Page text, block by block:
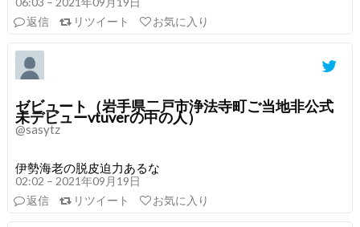
返信
リツイート お気に入り
ゼビュート（岩手県二戸市浄法寺町ご当地非公式
未デビューvtuverの中の人）
@sasytz
伊勢海老の脱皮迫力あるな
02:02 – 2021年09月19日
返信
リツイート お気に入り